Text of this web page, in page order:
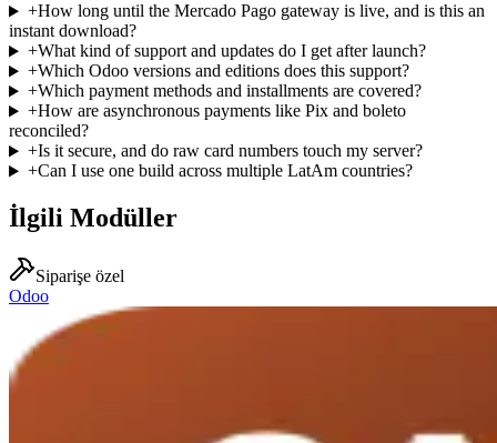
+How long until the Mercado Pago gateway is live, and is this an
instant download?
+What kind of support and updates do I get after launch?
+Which Odoo versions and editions does this support?
+Which payment methods and installments are covered?
+How are asynchronous payments like Pix and boleto
reconciled?
+Is it secure, and do raw card numbers touch my server?
+Can I use one build across multiple LatAm countries?
İlgili Modüller
Siparişe özel
Odoo